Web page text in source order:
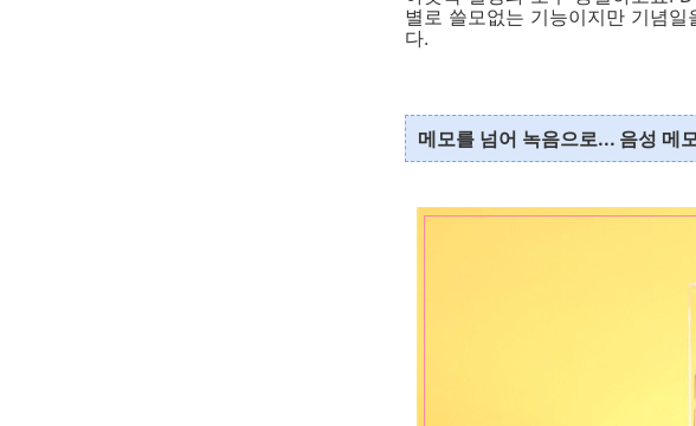
별로 쓸모없는 기능이지만 기념
다.
메모를 넘어 녹음으로... 음성 메